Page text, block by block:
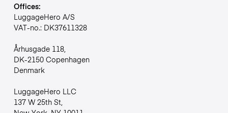
Offices:
LuggageHero A/S
VAT-no.: DK37611328
Århusgade 118,
DK-2150 Copenhagen
Denmark
LuggageHero LLC
137 W 25th St,